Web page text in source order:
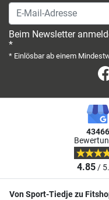
E-Mail-Adresse
Beim Newsletter
*
* Einlösbar ab einem
43466
4.85/
Von Sport-Tiedje zu